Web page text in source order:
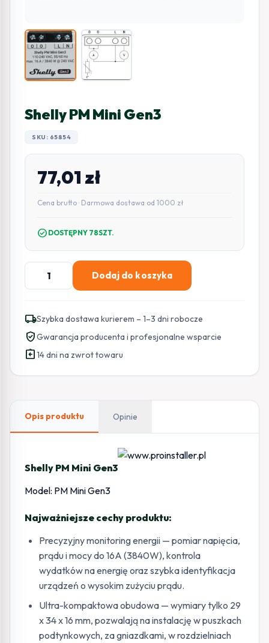
Shelly PM Mini Gen3
SKU: 65854
77,01 zł
Cena brutto · Darmowa dostawa od 1000 zł
check_circle DOSTĘPNY 78SZT.
ilość
Gen3
Dodaj do koszyka
local_shippingSzybka dostawa kurierem – 1–3 dni robocze
verified_userGwarancja producenta i profesjonalne wsparcie
assignment_return14 dni na zwrot towaru
Opis produktu Opinie
Shelly PM Mini Gen3
Model: PM Mini Gen3
Najważniejsze cechy produktu:
Precyzyjny monitoring energii — pomiar napięcia,
prądu i mocy do 16A (3840W), kontrola
wydatków na energię oraz szybka identyfikacja
urządzeń o wysokim zużyciu prądu.
Ultra-kompaktowa obudowa — wymiary tylko 29
x 34 x 16 mm, pozwalają na instalację w puszkach
podtynkowych, za gniazdkami, w rozdzielniach